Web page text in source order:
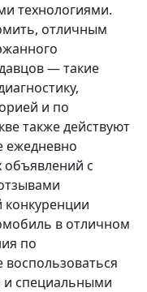
технологиями.
отличным
— такие
и по
также действуют
ежедневно
объявлений с
конкуренции
в отличном
по
специальными